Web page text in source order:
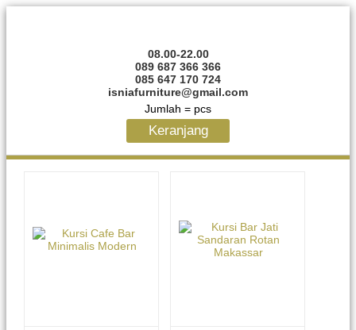
08.00-22.00
089 687 366 366
085 647 170 724
isniafurniture@gmail.com
Jumlah = pcs
Keranjang